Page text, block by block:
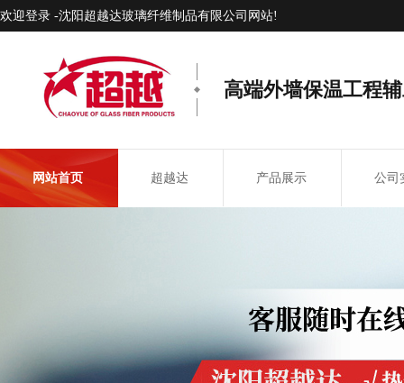
欢迎登录 -沈阳超越达玻璃纤维制品有限公司网站!
高端外墙保温工程
网站首页 超越达 产品展示 公司